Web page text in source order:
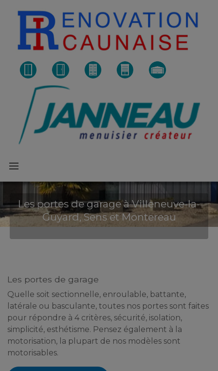
Les portes de garage à Villeneuve-la-
Guyard, Sens et Montereau
Les portes de garage
Quelle soit sectionnelle, enroulable, battante,
latérale ou basculante, toutes nos portes sont faites
pour répondre à 4 critères, sécurité, isolation,
simplicité, esthétisme. Pensez également à la
motorisation, la plupart de nos modèles sont
motorisables.